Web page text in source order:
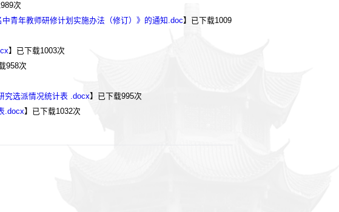
989次
青年教师研修计划实施办法（修订）》的通知.doc】已下载1009
】已下载1003次
958次
究选派情况统计表 .docx】已下载995次
.docx】已下载1032次